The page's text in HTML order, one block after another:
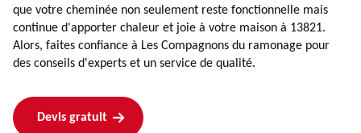
que votre cheminée non seulement reste fonctionnelle mais
continue d'apporter chaleur et joie à votre maison à 13821.
Alors, faites confiance à Les Compagnons du ramonage pour
des conseils d'experts et un service de qualité.
Devis gratuit